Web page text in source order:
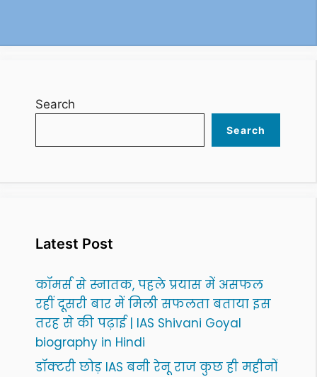
Search
Search
Latest Post
कॉमर्स से स्नातक, पहले प्रयास में असफल
रहीं दूसरी बार में मिली सफलता बताया इस
तरह से की पढ़ाई | IAS Shivani Goyal
biography in Hindi
डॉक्टरी छोड़ IAS बनी रेनू राज कुछ ही महीनों